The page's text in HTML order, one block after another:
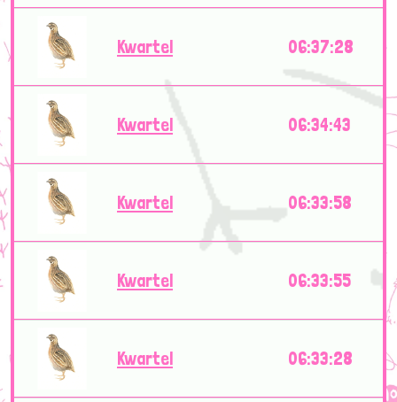
Kwartel 06:37:28
Kwartel 06:34:43
Kwartel 06:33:58
Kwartel 06:33:55
Kwartel 06:33:28